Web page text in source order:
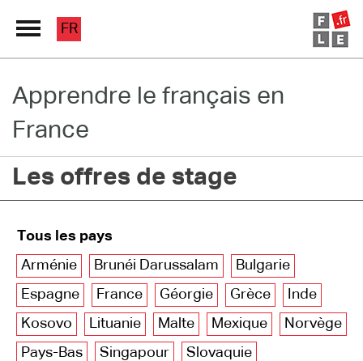
Grand Répertoire
Immersion France
Le français en ligne
FR
Apprendre le français en
France
Les offres de stage
Tous les pays
Arménie
Brunéi Darussalam
Bulgarie
Espagne
France Géorgie Grèce
Inde
Kosovo
Lituanie Malte Mexique
Norvège
Pays-Bas
Singapour Slovaquie